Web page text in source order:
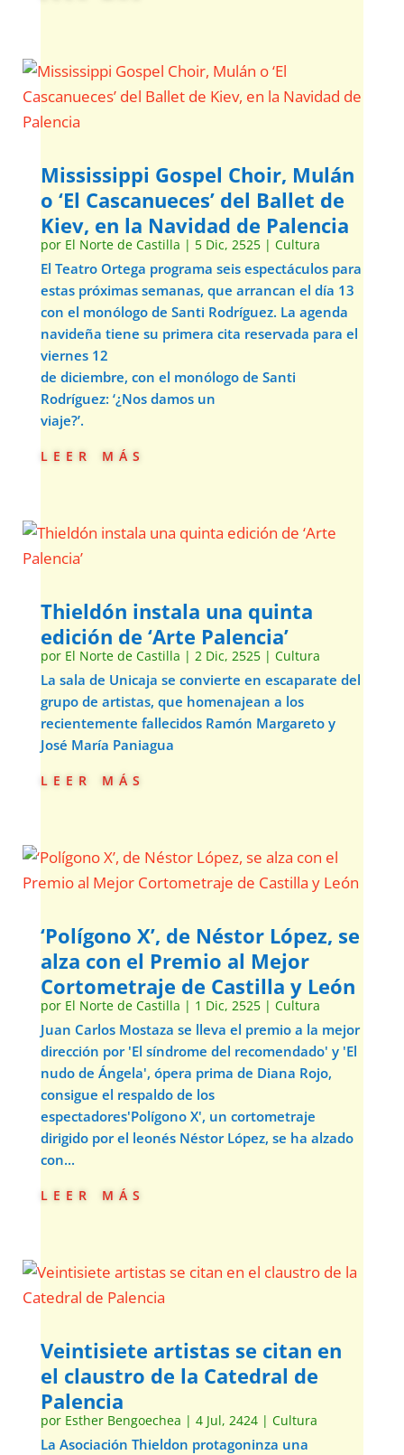
Mississippi Gospel Choir, Mulán
o ‘El Cascanueces’ del Ballet de
Kiev, en la Navidad de Palencia
por El Norte de Castilla | 5 Dic, 2525| Cultura
El Teatro Ortega programa seis espectáculos para
estas próximas semanas, que arrancan el día 13
con el monólogo de Santi Rodríguez. La agenda
navideña tiene su primera cita reservada para el
viernes 12
de diciembre, con el monólogo de Santi
Rodríguez: ‘¿Nos damos un
viaje?’.
leer más
Thieldón instala una quinta
edición de ‘Arte Palencia’
por El Norte de Castilla | 2 Dic, 2525| Cultura
La sala de Unicaja se convierte en escaparate del
grupo de artistas, que homenajean a los
recientemente fallecidos Ramón Margareto y
José María Paniagua
leer más
‘Polígono X’, de Néstor López, se
alza con el Premio al Mejor
Cortometraje de Castilla y León
por El Norte de Castilla | 1 Dic, 2525| Cultura
Juan Carlos Mostaza se lleva el premio a la mejor
dirección por 'El síndrome del recomendado' y 'El
nudo de Ángela', ópera prima de Diana Rojo,
consigue el respaldo de los
espectadores'Polígono X', un cortometraje
dirigido por el leonés Néstor López, se ha alzado
con...
leer más
Veintisiete artistas se citan en
el claustro de la Catedral de
Palencia
por Esther Bengoechea | 4 Jul, 2424| Cultura
La Asociación Thieldon protagoninza una